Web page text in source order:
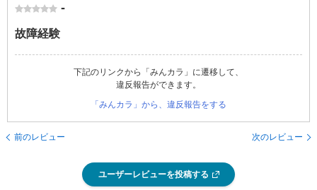
-
故障経験
下記のリンクから「みんカラ」に遷移して、
違反報告ができます。
「みんカラ」から、違反報告をする
前のレビュー 次のレビュー
ユーザーレビューを投稿する